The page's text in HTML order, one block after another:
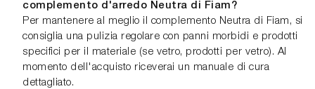
complemento d'arredo Neutra di Fiam?
Per mantenere al meglio il complemento Neutra di Fiam, si
consiglia una pulizia regolare con panni morbidi e prodotti
specifici per il materiale (se vetro, prodotti per vetro). Al
momento dell'acquisto riceverai un manuale di cura
dettagliato.